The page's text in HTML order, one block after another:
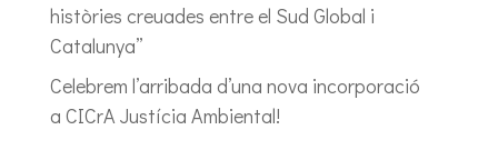
històries creuades entre el Sud Global i
Catalunya”
Celebrem l’arribada d’una nova incorporació
a CICrA Justícia Ambiental!